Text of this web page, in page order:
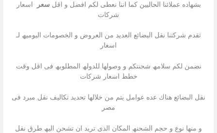
بشھاده عملائنا الحالیین كما اننا نعطى لكم افضل و اقل سعر
اسعار
شركات
تقدم شركتنا نقل البضائع العدید من العروض و الخصومات الیومیھ لـ
اسعار
نضمن لكم سلامھ شحنتكم و وصولھا للدولھ المطلوبھ فى اقل وقت
خطط اسعار شركات
نقل البضائع ھناك عده عوامل یتم من خلالھا تحدید تكالیف نقل مبرد فى
مصر
و منھا نوع و حجم الشحنھ المكان الذى ترید ان تشحن الیھ طرق نقل